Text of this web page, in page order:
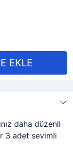
daha düzenli
3 adet sevimli